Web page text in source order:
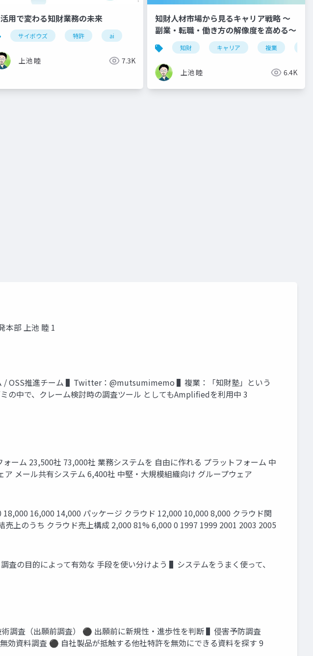
用で変わる知財業務の未来
サイボウズ 特許 ai
上池 睦 7.3K
知財人材市場から見るキャリア戦略 ～
副業・転職・働き方の解像度を高める～
知財 キャリア 複業
上池 睦 6.4K
本部 上池 睦 1
/ OSS推進チーム ▌Twitter：@mutsumimemo ▌複業：「知財塾」という
中で、クレーム検討時の調査ツール としてもAmplifiedを利用中 3
ーム 23,500社 73,000社 業務システムを 自由に作れる プラットフォーム 中
メール共有システム 6,400社 中堅・大規模組織向け グループウェア
16,000 14,000 パッケージ クラウド 12,000 10,000 8,000 クラウド関
上のうち クラウド売上構成 2,000 81% 6,000 0 1997 1999 2001 2003 2005
の目的によって有効な 手段を使い分けよう ▌システムをうまく使って、
調査（出願前調査） ⚫ 出願前に新規性・進歩性を判断 ▌侵害予防調査
効資料調査 ⚫ 自社製品が抵触する他社特許を無効にできる資料を探す 9